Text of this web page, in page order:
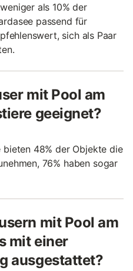
als 10% der
passend für
sich als Paar
mit Pool am
geeignet?
bieten 48% der Objekte die
76% haben sogar
mit Pool am
mit einer
ausgestattet?